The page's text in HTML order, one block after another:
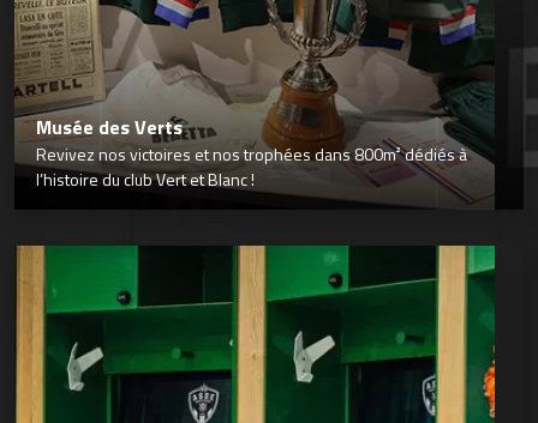
Musée des Verts
Revivez nos victoires et nos trophées dans 800m² dédiés à
l’histoire du club Vert et Blanc !